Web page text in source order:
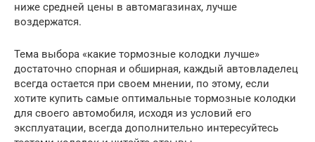
ниже средней цены в автомагазинах, лучше
воздержатся.
Тема выбора «какие тормозные колодки лучше»
достаточно спорная и обширная, каждый автовладелец
всегда остается при своем мнении, по этому, если
хотите купить самые оптимальные тормозные колодки
для своего автомобиля, исходя из условий его
эксплуатации, всегда дополнительно интересуйтесь